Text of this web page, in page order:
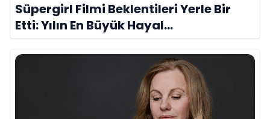
Süpergirl Filmi Beklentileri Yerle Bir
Etti: Yılın En Büyük Hayal
Kırıklıklarından Biri mi?